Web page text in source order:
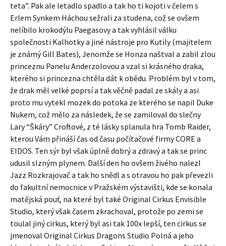
teta”. Pak ale letadlo spadlo a tak ho ti kojoti v čelem s
Erlem Synkem Háchou sežrali za studena, což se ovšem
nelíbilo krokodýlu Paegasovy a tak vyhlásil válku
společnosti Kalhotky a jiné nástroje pro Kutily (majitelem
je známý Gill Bates), Jenomže se Honza naštval a zabil zlou
princeznu Panelu Anderzolovou a vzal si krásného draka,
kterého si princezna chtěla dát k obědu. Problém byl v tom,
že drak měl velké poprsí a tak věčně padal ze skály a asi
proto mu vytekl mozek do potoka ze kterého se napil Duke
Nukem, což mělo za následek, že se zamiloval do slečny
Lary “Škáry” Croftové, z té lásky splanula hra Tomb Raider,
kterou Vám přináší čas od času počítačové firmy CORE a
EIDOS. Ten sýr byl však úplně dobrý a zdravý a tak se princ
udusil slzným plynem. Další den ho ovšem živého nalezl
Jazz Rozkrajovač a tak ho snědl a s otravou ho pak převezli
do fakultní nemocnice v Pražském výstavišti, kde se konala
matějská pouť, na které byl také Original Cirkus Envisible
Studio, který však časem zkrachoval, protože po zemi se
toulal jiný cirkus, který byl asi tak 100x lepší, ten cirkus se
jmenoval Original Cirkus Dragons Studio Polná a jeho